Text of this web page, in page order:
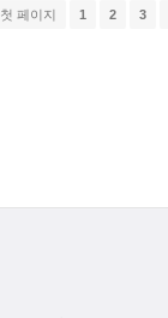
첫 페이지 1 2 3